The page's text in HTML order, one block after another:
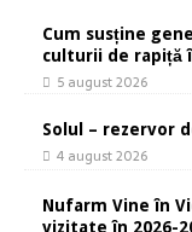
Cum susține
culturii de rapiță
5 august 2026
Solul – rezervor
4 august 2026
Nufarm Vine în
vizitate în 2026-